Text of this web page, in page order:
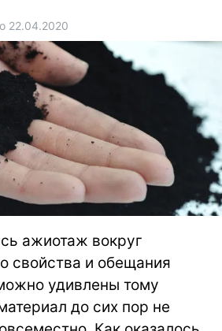
22.04.2020
ажиотаж вокруг
свойства и обещания
удивлены тому
до сих пор не